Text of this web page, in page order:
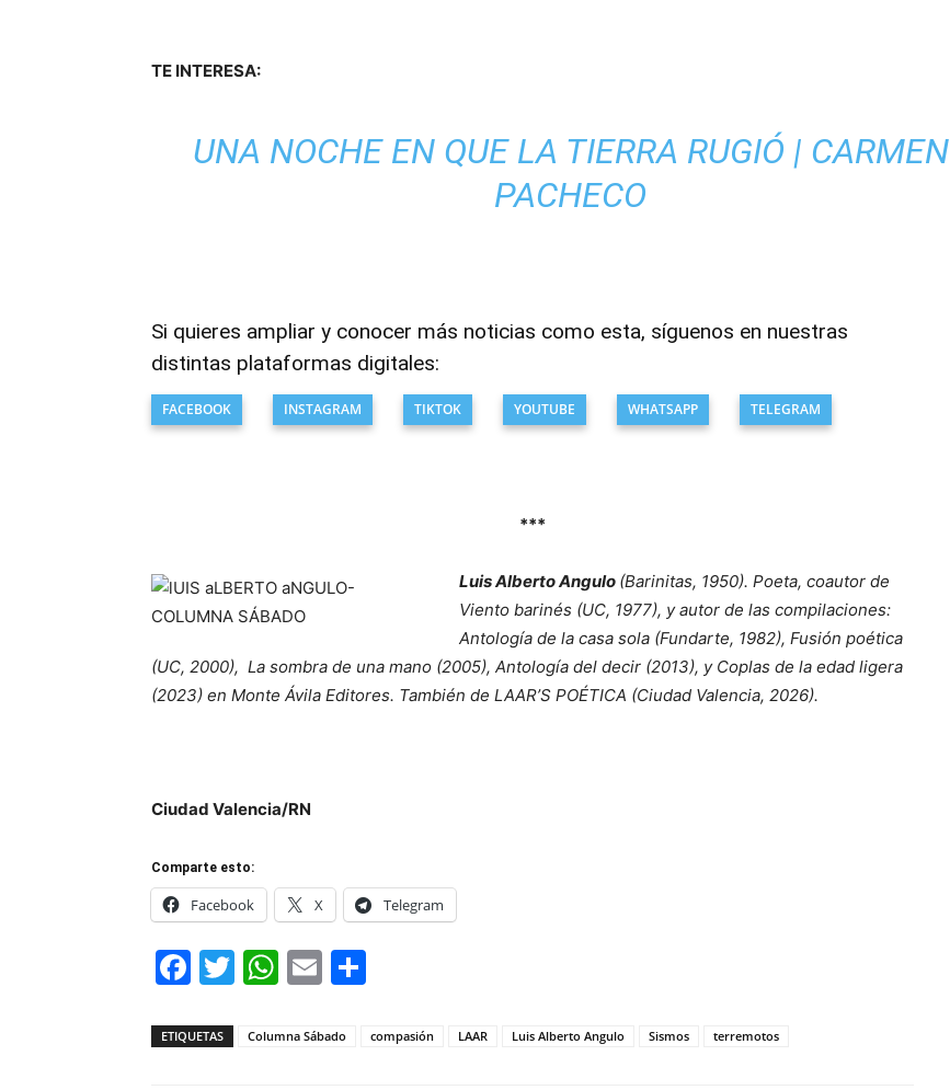
TE INTERESA:
UNA NOCHE EN QUE LA TIERRA RUGIÓ | CARMEN
PACHECO
Si quieres ampliar y conocer más noticias como esta, síguenos en nuestras
distintas plataformas digitales:
FACEBOOK INSTAGRAM TIKTOK YOUTUBE WHATSAPP TELEGRAM
***
Luis Alberto Angulo (Barinitas, 1950). Poeta, coautor de
Viento barinés (UC, 1977), y autor de las compilaciones:
Antología de la casa sola (Fundarte, 1982), Fusión poética
(UC, 2000), La sombra de una mano (2005), Antología del decir (2013), y Coplas de la edad ligera
(2023) en Monte Ávila Editores. También de LAAR’S POÉTICA (Ciudad Valencia, 2026).
Ciudad Valencia/RN
Comparte esto:
Facebook X Telegram
Facebook
Twitter
WhatsApp
Email
ETIQUETAS Columna Sábado compasión LAAR Luis Alberto Angulo Sismos terremotos